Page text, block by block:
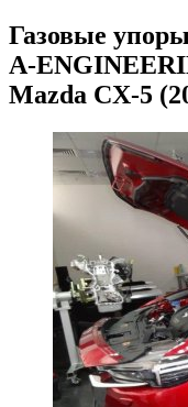
Газовые
A-
Mazda CX-5